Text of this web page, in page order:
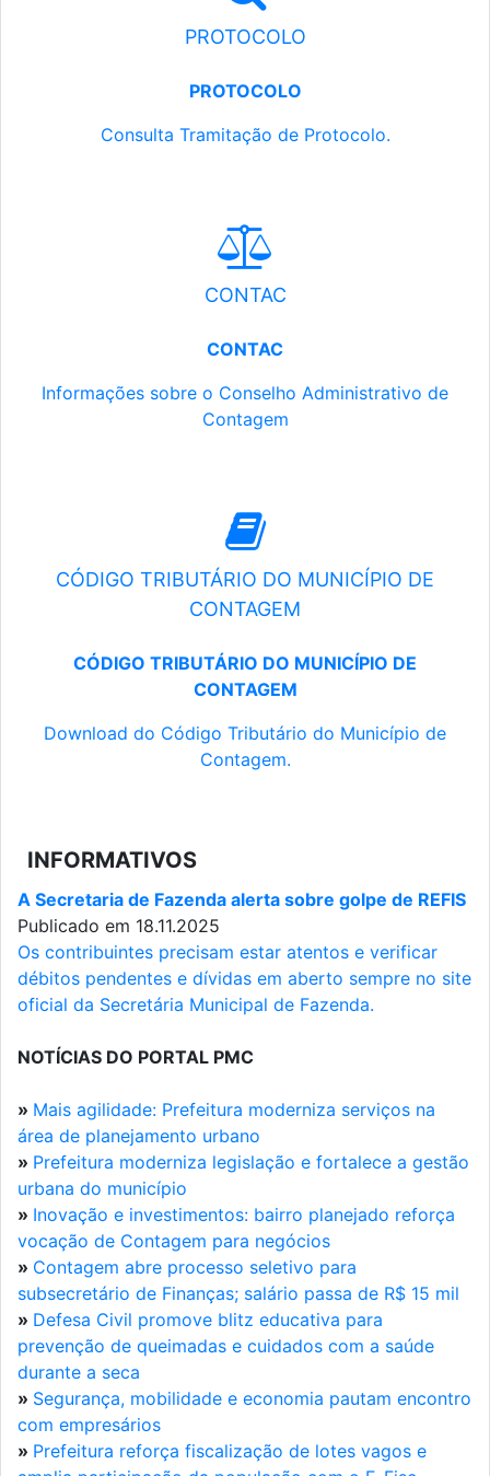
PROTOCOLO
PROTOCOLO
Consulta Tramitação de Protocolo.
CONTAC
CONTAC
Informações sobre o Conselho Administrativo de
Contagem
CÓDIGO TRIBUTÁRIO DO MUNICÍPIO DE
CONTAGEM
CÓDIGO TRIBUTÁRIO DO MUNICÍPIO DE
CONTAGEM
Download do Código Tributário do Município de
Contagem.
INFORMATIVOS
A Secretaria de Fazenda alerta sobre golpe de REFIS
Publicado em 18.11.2025
Os contribuintes precisam estar atentos e verificar
débitos pendentes e dívidas em aberto sempre no site
oficial da Secretária Municipal de Fazenda.
NOTÍCIAS DO PORTAL PMC
» Mais agilidade: Prefeitura moderniza serviços na
área de planejamento urbano
» Prefeitura moderniza legislação e fortalece a gestão
urbana do município
» Inovação e investimentos: bairro planejado reforça
vocação de Contagem para negócios
» Contagem abre processo seletivo para
subsecretário de Finanças; salário passa de R$ 15 mil
» Defesa Civil promove blitz educativa para
prevenção de queimadas e cuidados com a saúde
durante a seca
» Segurança, mobilidade e economia pautam encontro
com empresários
» Prefeitura reforça fiscalização de lotes vagos e